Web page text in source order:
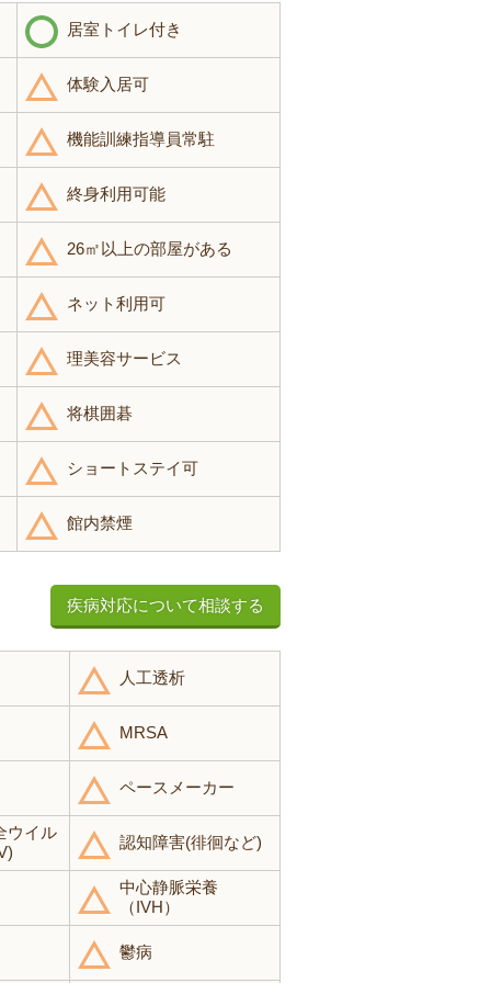
居室トイレ付き
体験入居可
機能訓練指導員常駐
終身利用可能
26㎡以上の部屋がある
ネット利用可
理美容サービス
将棋囲碁
ショートステイ可
館内禁煙
人工透析
MRSA
ペースメーカー
ウイル
認知障害(徘徊など)
中心静脈栄養
（IVH）
鬱病
疾病対応について相談する